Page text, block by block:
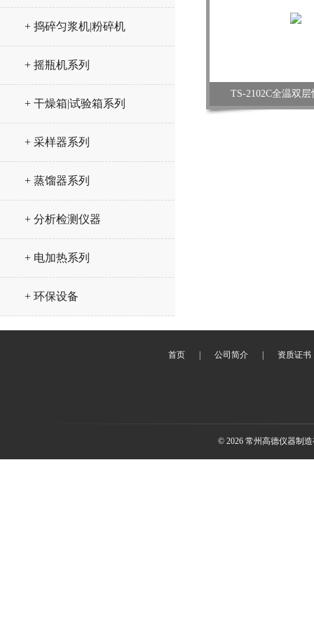
+ 捣碎匀浆机|粉碎机
+ 摇瓶机系列
+ 干燥箱|试验箱系列
+ 采样器系列
+ 蒸馏器系列
+ 分析检测仪器
+ 电加热系列
+ 环保设备
TS-2102C全温双
首页 公司简介 资质证书
© 2026 常州高德仪器制